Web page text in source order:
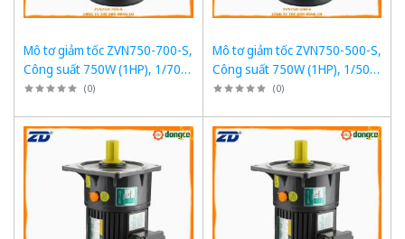
Mô tơ giảm tốc ZVN750-700-S,
Công suất 750W (1HP), 1/700,
Chân đế
(0)
Mô tơ giảm tốc ZVN750-500-S,
Công suất 750W (1HP), 1/500,
Chân đế
(0)